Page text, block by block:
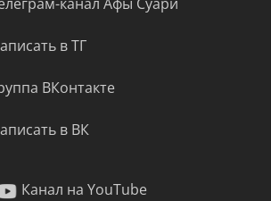
в ТГ
ВКонтакте
в ВК
Канал на YouTube